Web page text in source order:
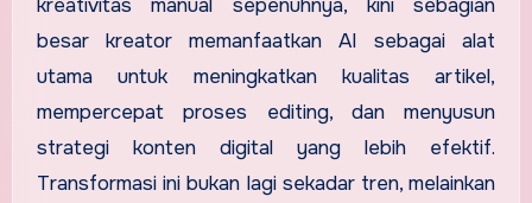
kreativitas manual sepenuhnya, kini sebagian
besar kreator memanfaatkan AI sebagai alat
utama untuk meningkatkan kualitas artikel,
mempercepat proses editing, dan menyusun
strategi konten digital yang lebih efektif.
Transformasi ini bukan lagi sekadar tren, melainkan